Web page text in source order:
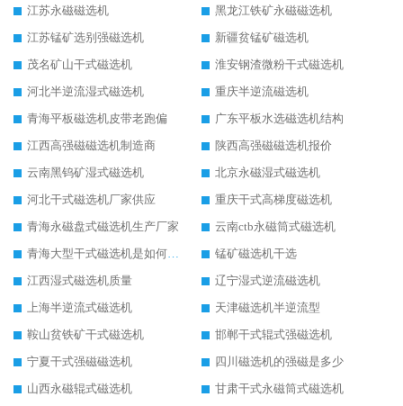
江苏永磁磁选机
黑龙江铁矿永磁磁选机
江苏锰矿选别强磁选机
新疆贫锰矿磁选机
茂名矿山干式磁选机
淮安钢渣微粉干式磁选机
河北半逆流湿式磁选机
重庆半逆流磁选机
青海平板磁选机皮带老跑偏
广东平板水选磁选机结构
江西高强磁磁选机制造商
陕西高强磁磁选机报价
云南黑钨矿湿式磁选机
北京永磁湿式磁选机
河北干式磁选机厂家供应
重庆干式高梯度磁选机
青海永磁盘式磁选机生产厂家
云南ctb永磁筒式磁选机
青海大型干式磁选机是如何选矿的
锰矿磁选机干选
江西湿式磁选机质量
辽宁湿式逆流磁选机
上海半逆流式磁选机
天津磁选机半逆流型
鞍山贫铁矿干式磁选机
邯郸干式辊式强磁选机
宁夏干式强磁磁选机
四川磁选机的强磁是多少
山西永磁辊式磁选机
甘肃干式永磁筒式磁选机